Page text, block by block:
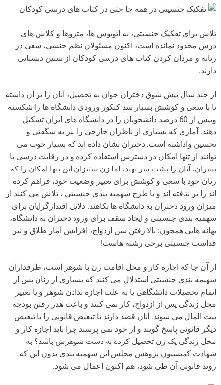
تفکیک جنسیتی در همه جا حتی در کتاب های درسی کودکان
تلاش برای تفکیک جنسیتی، به اتوبوس ها، متروها و کلاس های
درس محدود نمانده است، اکنون مسئولان نظم جنسی، سعی در
زنانه و مردان کردن کتاب های درسی کودکان از سنین دبستانی
دارند.
از چند سال پیش شوق دختران جوان به تحصیل، آنان را بر آن داشته
تا با سعی و کوشش بسیار سد کنکور ورودی دانشگاه ها را شکسته
وبیش از 60 درصد دانشجویان را در دانشگاه های ایران تشکیل
دهند. آماری که بسیاری از ناظران خارجی را نیز به شگفتی و
تحسین واداشته است. دختران نشان داده اند که بسیار خوب می
توانند از تنها امکان در دسترس استفاده کرده و در رقابت درسی با
پسران، آنان را پشت سر نهند، اما زن ستیزان این تنها امکان را که
زنان خود با سعی و کوشش برای تغییر وضعیت خود، فراهم کرده
اند را بر نتافته اند و با طرح سهمیه بندی جنسیتی ، تلاش می کنند از
میزان ورود دختران به دانشگاه ها بکاهند. دلایل اقتدارگرایان برای
سهمیه بندی جنسیتی و ایجاد سقف برای ورود دختران به دانشگاه،
بهانه هایی همچون: بالا رفتن سن ازدواج، افزایش آمار طلاق و نیز
قداست جنسیتی برخی رشته هاست!
از آن جا که اجازه کار و محل اقامت زن با شوهر است، طرفداران
سهیمه بندی جنسیتی استدلال می کنند که بسیاری از زنان پس از
اتمام تحصیلات دانشگاهی یا به علت اجازه ندادن شوهر و یا تغییر
محل زندگی پس از ازدواج، کار نمی کنند و باعث هدر رفتن بودجه
بیت المال می شوند. آنان قصد دارند تا تبعیض قانونی را با تبعیض
دیگر قانونی پاسخ گویند و از خود نمی پرسند چرا باید اجازه کار و
محل زندگی یک زن تحصیل کرده به دست شوهرش باشد؟ به
شهادت کمیسیون پژوهش مجلس این سهمیه بندی بدون این که
روند قانونی آن طی شود، هم اکنون اعمال می شود.